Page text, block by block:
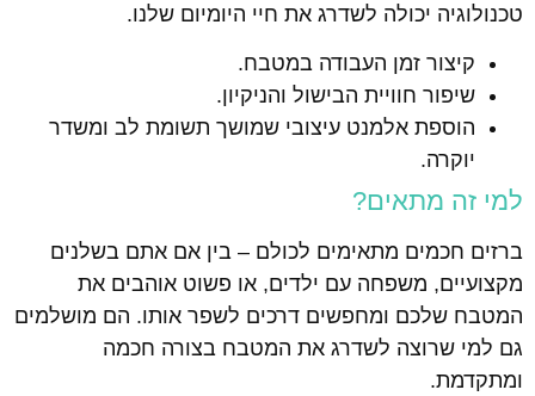
טכנולוגיה יכולה לשדרג את חיי היומיום שלנו.
קיצור זמן העבודה במטבח.
שיפור חוויית הבישול והניקיון.
הוספת אלמנט עיצובי שמושך תשומת לב ומשדר
יוקרה.
למי זה מתאים?
ברזים חכמים מתאימים לכולם – בין אם אתם בשלנים
מקצועיים, משפחה עם ילדים, או פשוט אוהבים את
המטבח שלכם ומחפשים דרכים לשפר אותו. הם מושלמים
גם למי שרוצה לשדרג את המטבח בצורה חכמה
ומתקדמת.